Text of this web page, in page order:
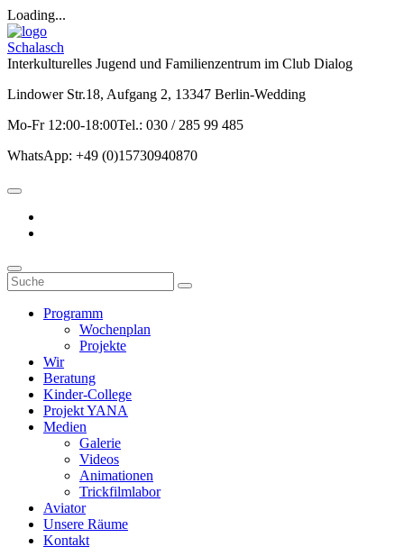
Loading...
Schalasch
Interkulturelles Jugend und Familienzentrum im Club Dialog
Lindower Str.18, Aufgang 2, 13347 Berlin-Wedding
Mo-Fr 12:00-18:00Tel.: 030 / 285 99 485
WhatsApp: +49 (0)15730940870
Programm
Wochenplan
Projekte
Wir
Beratung
Kinder-College
Projekt YANA
Medien
Galerie
Videos
Animationen
Trickfilmlabor
Aviator
Unsere Räume
Kontakt